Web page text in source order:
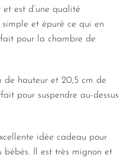
est d’une qualité
simple et épuré ce qui en
pour la chambre de
de hauteur et 20,5 cm de
pour suspendre au-dessus
idée cadeau pour
bébés. Il est très mignon et